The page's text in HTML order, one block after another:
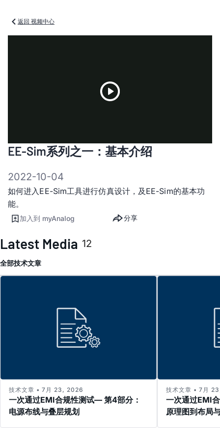
返回 视频中心
Video
EE-Sim系列之一：基本介绍
2022-10-04
如何进入EE-Sim工具进行仿真设计，及EE-Sim的基本功
能。
加入到 myAnalog 分享
Latest Media 12
全部技术文章
一次通过EMI合规性测试— 第4部分：
电源布线与叠层规划
技术文章 • 7月 23, 2026
一次通过EMI
原理图到布局
技术文章 • 7月